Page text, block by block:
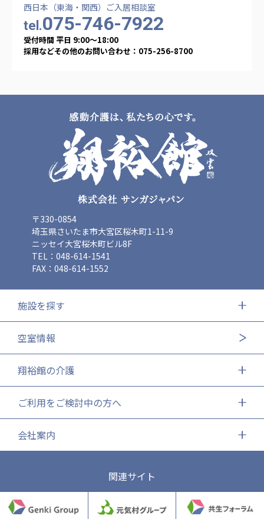
西日本（東海・関西）ご入居相談室
tel.075-746-7922
受付時間 平日 9:00〜18:00
採用などその他のお問い合わせ：075-256-8700
〒330-0854
埼玉県さいたま市大宮区桜木町1-11-9
ニッセイ大宮桜木町ビル8F
TEL：048-614-1541
FAX：048-614-1552
施設を探す
空室情報
翔裕館の介護
ご利用をご検討中の方へ
会社案内
関連サイト